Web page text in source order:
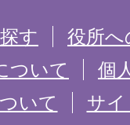
す
役所
ついて
個
いて
サ